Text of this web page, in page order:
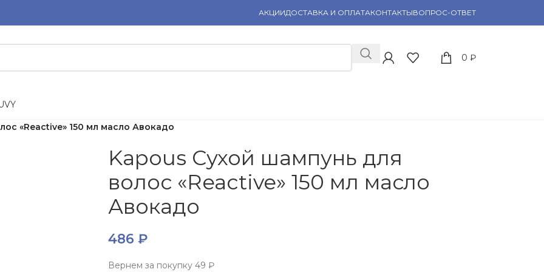
АКЦИИДОСТАВКА И ОПЛАТАКОНТАКТЫВОПРОС-ОТВЕТ
0 ₽
VY
«Reactive» 150 мл масло Авокадо
Kapous Сухой шампунь для
волос «Reactive» 150 мл масло
Авокадо
486 ₽
Вернем за покупку49 ₽